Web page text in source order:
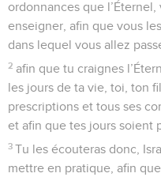
ordonnances que
enseigner, afin que vous
dans lequel vous allez
2 afin que tu craignes
les jours de ta vie, toi, ton
prescriptions et tous ses
et afin que tes jours soient
3 Tu les écouteras donc,
mettre en pratique, afin